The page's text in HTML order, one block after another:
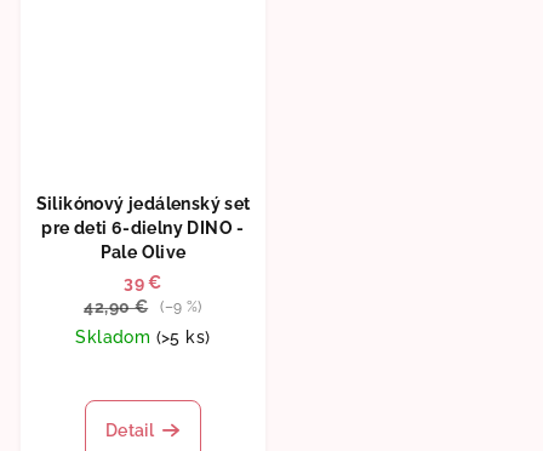
Silikónový jedálenský set
pre deti 6-dielny DINO -
Pale Olive
39 €
42,90 €
(–9 %)
Skladom (>5 ks)
hodnotenie
produktu
Detail